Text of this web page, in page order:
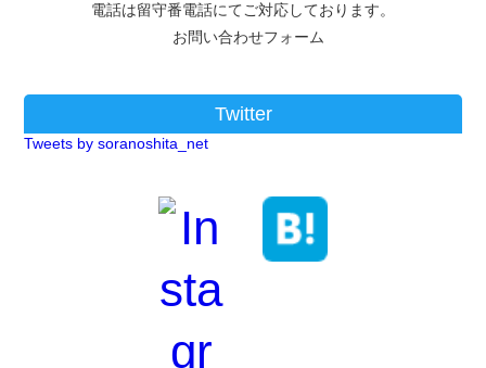
電話は留守番電話にてご対応しております。
お問い合わせフォーム
Twitter
Tweets by soranoshita_net